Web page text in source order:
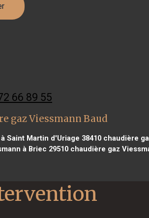
66 89 55
gaz Viessmann Baud
Saint Martin d'Uriage 38410chaudière
à Briec 29510 chaudière gaz